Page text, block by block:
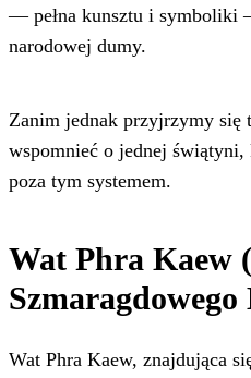
— pełna kunsztu i symboliki
narodowej dumy.
Zanim jednak przyjrzymy
wspomnieć o jednej
poza tym systemem.
Wat Phra Kaew
Wat Phra Kaew, znajdująca